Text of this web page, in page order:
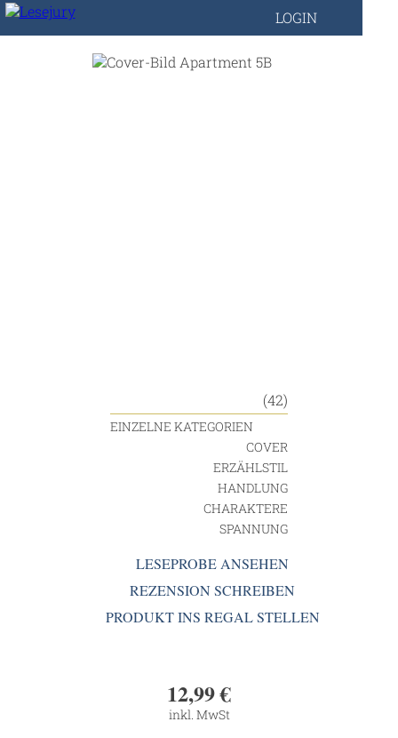
LOGIN
(42)
EINZELNE KATEGORIEN
COVER
ERZÄHLSTIL
HANDLUNG
CHARAKTERE
SPANNUNG
LESEPROBE ANSEHEN
REZENSION SCHREIBEN
PRODUKT INS REGAL STELLEN
12,99€
inkl. MwSt